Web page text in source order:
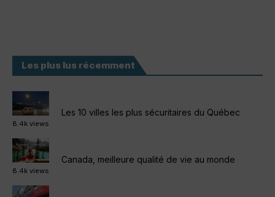
Les plus lus récemment
Les 10 villes les plus sécuritaires du Québec
8.4k views
Canada, meilleure qualité de vie au monde
8.4k views